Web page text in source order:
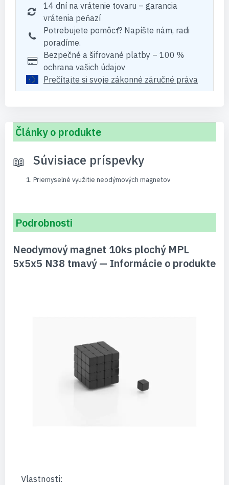
14 dní na vrátenie tovaru – garancia
vrátenia peňazí
Potrebujete pomôcť? Napíšte nám, radi
poradíme.
Bezpečné a šifrované platby – 100 %
ochrana vašich údajov
Prečítajte si svoje zákonné záručné práva
Články o produkte
Súvisiace príspevky
Priemyselné využitie neodýmových magnetov
Podrobnosti
Neodymový magnet 10ks plochý MPL
5x5x5 N38 tmavý — Informácie o produkte
Vlastnosti: